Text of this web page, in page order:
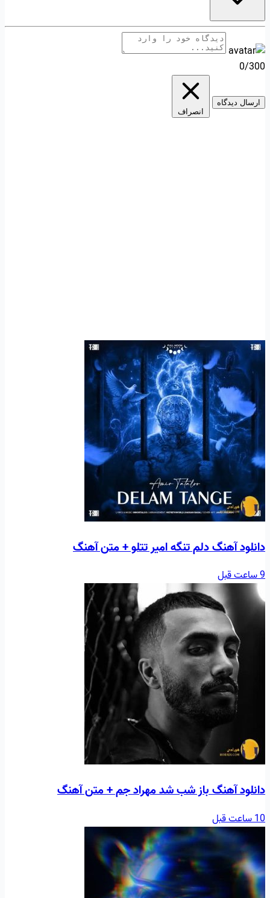
0/300
ارسال دیدگاه
انصراف
دانلود آهنگ دلم تنگه امیر تتلو + متن آهنگ
9 ساعت قبل
دانلود آهنگ باز شب شد مهراد جم + متن آهنگ
10 ساعت قبل